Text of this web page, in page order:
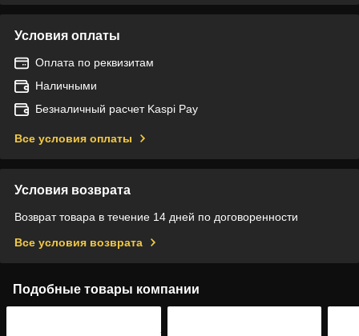
Условия оплаты
Оплата по реквизитам
Наличными
Безналичный расчет Kaspi Pay
Все условия оплаты
Условия возврата
Возврат товара в течение 14 дней по договоренности
Все условия возврата
Подобные товары компании